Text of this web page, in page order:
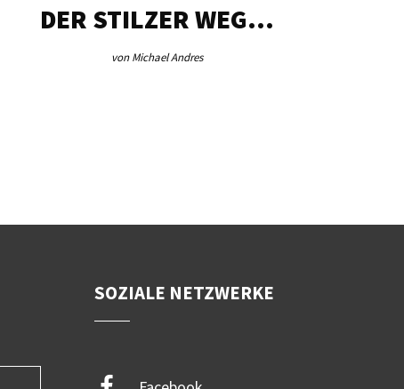
DER STILZER WEG…
von Michael Andres
SOZIALE NETZWERKE